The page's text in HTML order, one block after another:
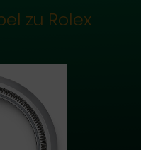
zu Rolex